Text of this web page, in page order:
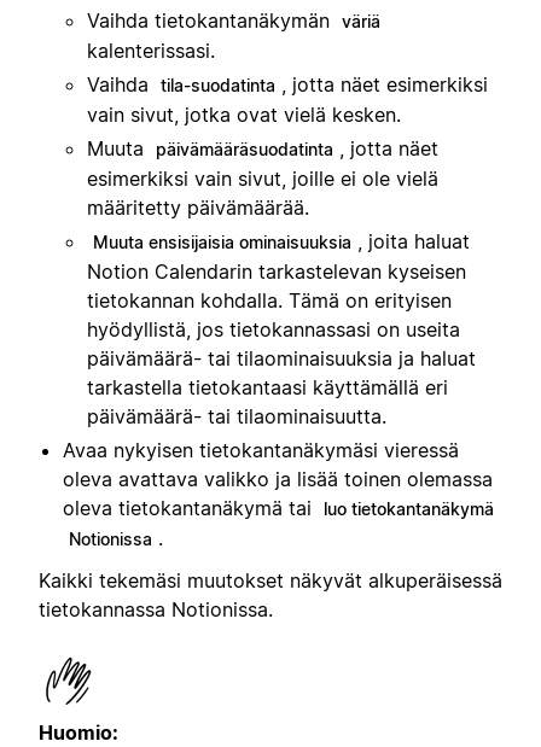
Vaihda tietokantanäkymän väriä
kalenterissasi.
Vaihda
tila-suodatinta
, jotta näet esimerkiksi
vain sivut, jotka ovat vielä kesken.
Muuta
päivämääräsuodatinta
, jotta näet
esimerkiksi vain sivut, joille ei ole vielä
määritetty päivämäärää.
Muuta ensisijaisia ominaisuuksia
, joita haluat
Notion Calendarin tarkastelevan kyseisen
tietokannan kohdalla. Tämä on erityisen
hyödyllistä, jos tietokannassasi on useita
päivämäärä- tai tilaominaisuuksia ja haluat
tarkastella tietokantaasi käyttämällä eri
päivämäärä- tai tilaominaisuutta.
Avaa nykyisen tietokantanäkymäsi vieressä
oleva avattava valikko ja lisää toinen olemassa
oleva tietokantanäkymä tai
luo tietokantanäkymä
Notionissa .
Kaikki tekemäsi muutokset näkyvät alkuperäisessä
tietokannassa Notionissa.
Huomio: